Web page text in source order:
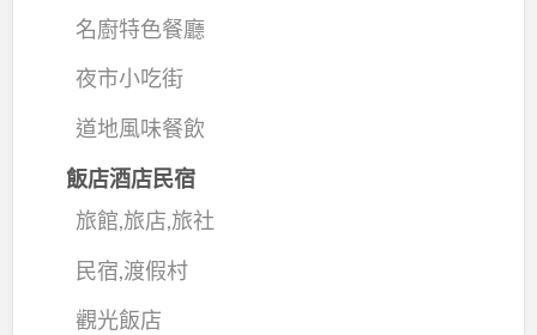
名廚特色餐廳
夜市小吃街
道地風味餐飲
飯店酒店民宿
旅館,旅店,旅社
民宿,渡假村
觀光飯店